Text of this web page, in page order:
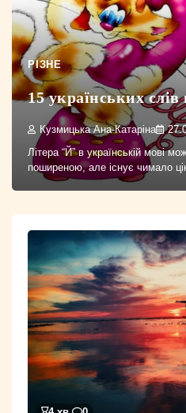
РІЗНЕ
15 українських
Кузмицька Ана-Катаріна
Літера “Й” в українській мові
поширеною, але існує чимало